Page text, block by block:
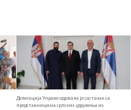
Делегација Управе одржала је састанак са
представницима српских удружења из